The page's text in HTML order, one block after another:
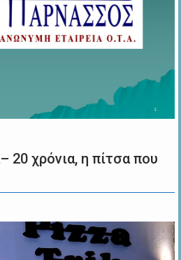
20 χρόνια, η πίτσα που